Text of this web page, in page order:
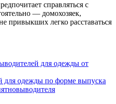
справляться с
— домохозяек,
легко расставаться
для одежды от
для одежды по форме выпуска